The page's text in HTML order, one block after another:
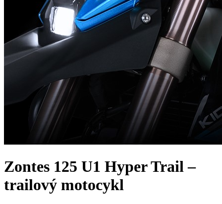
Zontes 125 U1 Hyper Trail –
trailový motocykl